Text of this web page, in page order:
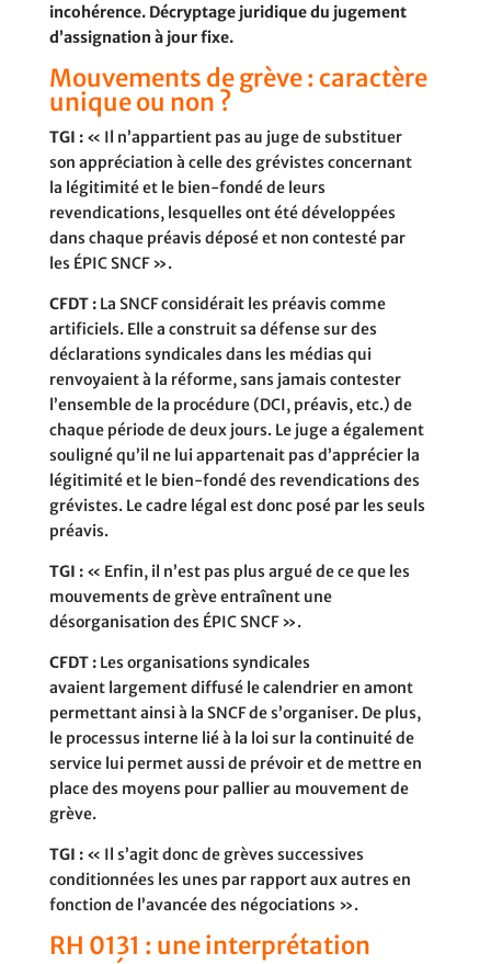
incohérence. Décryptage juridique du jugement
d’assignation à jour fixe.
Mouvements de grève : caractère
unique ou non ?
TGI : « Il n’appartient pas au juge de substituer
son appréciation à celle des grévistes concernant
la légitimité et le bien-fondé de leurs
revendications, lesquelles ont été développées
dans chaque préavis déposé et non contesté par
les ÉPIC SNCF ».
CFDT :La SNCF considérait les préavis comme
artificiels. Elle a construit sa défense sur des
déclarations syndicales dans les médias qui
renvoyaient à la réforme, sans jamais contester
l’ensemble de la procédure (DCI, préavis, etc.) de
chaque période de deux jours. Le juge a également
souligné qu’il ne lui appartenait pas d’apprécier la
légitimité et le bien-fondé des revendications des
grévistes. Le cadre légal est donc posé par les seuls
préavis.
TGI : « Enfin, il n’est pas plus argué de ce que les
mouvements de grève entraînent une
désorganisation des ÉPIC SNCF ».
CFDT :Les organisations syndicales
avaient largement diffusé le calendrier en amont
permettant ainsi à la SNCF de s’organiser. De plus,
le processus interne lié à la loi sur la continuité de
service lui permet aussi de prévoir et de mettre en
place des moyens pour pallier au mouvement de
grève.
TGI :« Il s’agit donc de grèves successives
conditionnées les unes par rapport aux autres en
fonction de l’avancée des négociations ».
RH 0131 : une interprétation